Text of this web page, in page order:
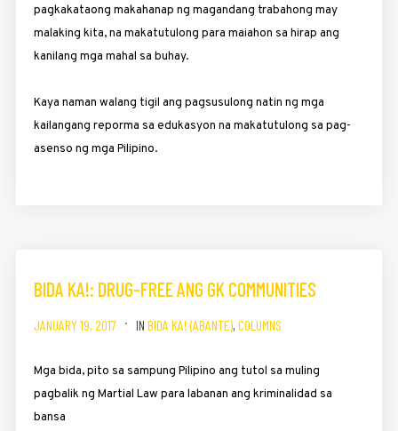
pagkakataong makahanap ng magandang trabahong may
malaking kita, na makatutulong para maiahon sa hirap ang
kanilang mga mahal sa buhay.
Kaya naman walang tigil ang pagsusulong natin ng mga
kailangang reporma sa edukasyon na makatutulong sa pag-
asenso ng mga Pilipino.
BIDA KA!: DRUG-FREE ANG GK COMMUNITIES
JANUARY 19, 2017 IN BIDA KA! (ABANTE), COLUMNS
Mga bida, pito sa sampung ­Pilipino ang tutol sa muling
pagbalik ng Martial Law para labanan ang kriminalidad sa
bansa